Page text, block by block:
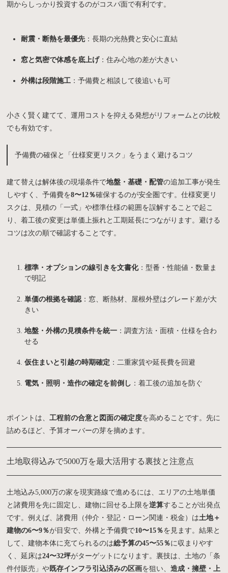
期からしっかり投資するのがコスパ面で有利です。
耐震・断熱を最優先：長期の光熱費と安心に直結
窓と気密で体感を底上げ：住み心地の差が大きい
外構は段階施工 ：予備費と相談して後追いも可
小さく賢く建てて、運用コストを抑える発想がリフォームとの比較
でも有効です。
予備費の確保と「仕様変更リスク」をうまく避けるコツ
建て替えは解体後の現場条件で地盤・基礎・配管の追加工事が発生
しやすく、予備費を8〜12％確保するのが安全圏です。仕様変更リ
スクは、見積の「一式」や標準仕様の範囲を誤解することで起こ
り、着工後の変更は単価上振れと工期延長につながります。避ける
コツは次の順で確認することです。
標準・オプションの線引きを文書化：型番・性能値・数量ま
で明記
単価の根拠を確認 ：窓、断熱材、屋根外壁はグレード差が大
きい
地盤・外構の見積条件を統一 ：調査方法・面積・仕様を合わ
せる
仮住まいと引越の時期確定 ：二重家賃や延長費を回避
電気・照明・造作の確定を前倒し ：着工後の追加を防ぐ
ポイントは、工程前の合意と図面の確定度を高めることです。先に
詰めるほど、予算オーバーの芽を摘めます。
土地取得込みで5000万を最大活用する裏技と注意点
土地込み5,000万の家を現実路線で進めるには、エリアの土地単価
と諸費用を先に固定し、建物に回せる上限を逆算することが出発点
です。例えば、諸費用（仲介・登記・ローン関連・税金）は土地＋
建物の6〜9％が目安で、外構と予備費で10〜15％を見ます。結果と
して、建物本体に充てられるのは総予算の45〜55％に収まりやす
く、延床は24〜32坪がターゲットになります。裏技は、土地の「条
件付販売」や既存インフラ引込済みの区画を狙い、造成・擁壁・上